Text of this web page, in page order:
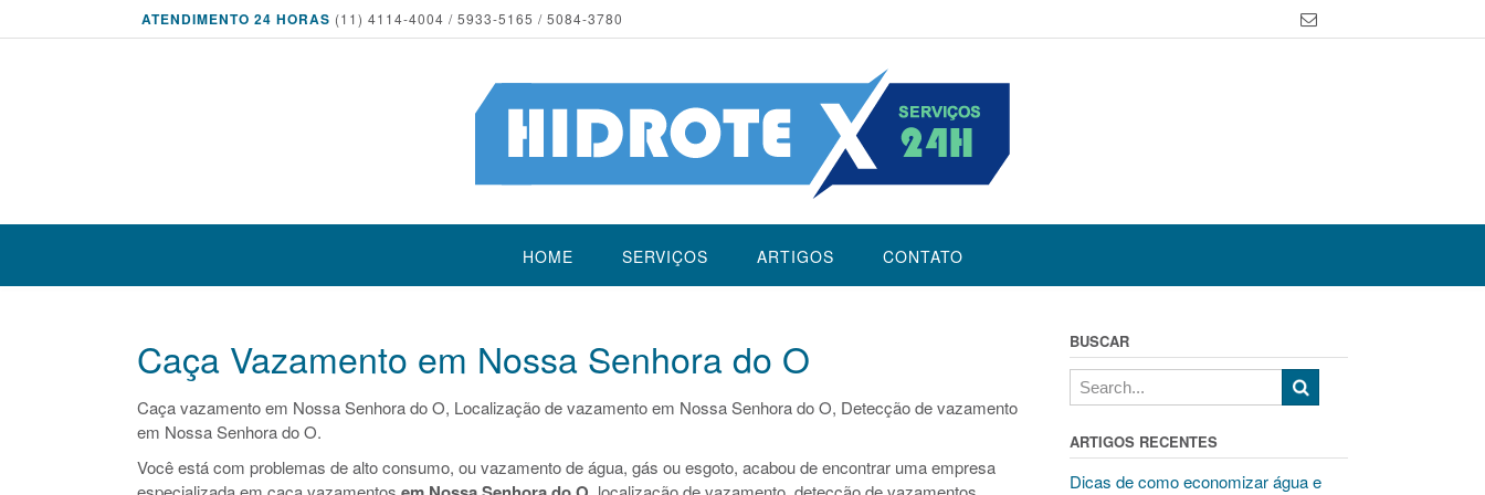
ATENDIMENTO 24 HORAS (11) 4114-4004 / 5933-5165 / 5084-3780
HOME SERVIÇOS ARTIGOS CONTATO
Caça Vazamento em Nossa Senhora do O
Caça vazamento em Nossa Senhora do O, Localização de vazamento em Nossa Senhora do O, Detecção de vazamento
em Nossa Senhora do O.
Você está com problemas de alto consumo, ou vazamento de água, gás ou esgoto, acabou de encontrar uma empresa
BUSCAR
ARTIGOS RECENTES
Dicas de como economizar água e